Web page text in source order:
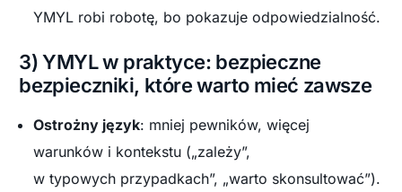
YMYL robi robotę, bo pokazuje odpowiedzialność.
3) YMYL w praktyce: bezpieczne
bezpieczniki, które warto mieć zawsze
Ostrożny język: mniej pewników, więcej
warunków i kontekstu („zależy”,
w typowych przypadkach”, „warto skonsultować”).